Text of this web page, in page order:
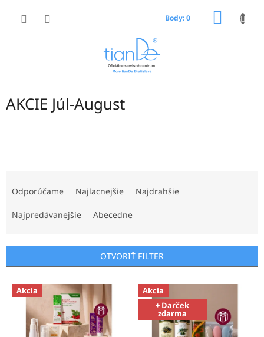
Body: 0
AKCIE Júl-August
p
o
Odporúčame Najlacnejšie Najdrahšie
Najpredávanejšie Abecedne
OTVORIŤ FILTER
V Akcia
Akcia
+ Darček
zdarma